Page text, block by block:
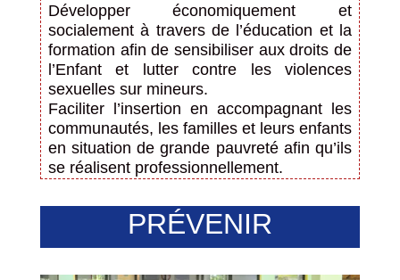
Développer économiquement et
socialement à travers de l’éducation et la
formation afin de sensibiliser aux droits de
l’Enfant et lutter contre les violences
sexuelles sur mineurs.
Faciliter l’insertion en accompagnant les
communautés, les familles et leurs enfants
en situation de grande pauvreté afin qu’ils
se réalisent professionnellement.
PRÉVENIR